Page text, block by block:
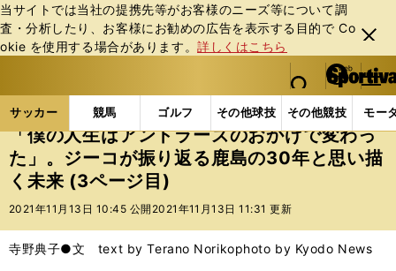
当サイトでは当社の提携先等がお客様のニーズ等について調
査・分析したり、お客様にお勧めの広告を表⽰する⽬的で Co
okie を使⽤する場合があります。詳しくはこちら
閉じ
る
web Sportiva (webスポルティーバ)
検索
マイペ
ー
ジ
メニュ
サッカー 競馬 ゴルフ その他球技 その他競技 モー
ス
ポ
ル
テ
ー
バ
サッカーの記事一覧 Jリーグ他 Jリーグ 「僕の
「僕の人生はアントラーズのおかげで変わっ
た」。ジーコが振り返る鹿島の30年と思い描
く未来 (3ページ目)
2021年11月13日 10:45 公開 2021年11月13日 11:31 更新
寺野典子●文 text by Terano Norikophoto by Kyodo News